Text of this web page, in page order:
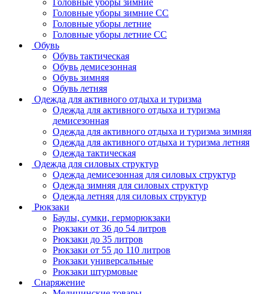
Головные уборы зимние
Головные уборы зимние СС
Головные уборы летние
Головные уборы летние СС
Обувь
Обувь тактическая
Обувь демисезонная
Обувь зимняя
Обувь летняя
Одежда для активного отдыха и туризма
Одежда для активного отдыха и туризма
демисезонная
Одежда для активного отдыха и туризма зимняя
Одежда для активного отдыха и туризма летняя
Одежда тактическая
Одежда для силовых структур
Одежда демисезонная для силовых структур
Одежда зимняя для силовых структур
Одежда летняя для силовых структур
Рюкзаки
Баулы, сумки, герморюкзаки
Рюкзаки от 36 до 54 литров
Рюкзаки до 35 литров
Рюкзаки от 55 до 110 литров
Рюкзаки универсальные
Рюкзаки штурмовые
Снаряжение